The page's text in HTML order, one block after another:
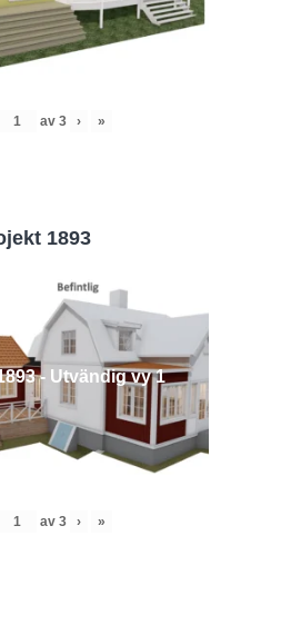
av 3 › »
1893
- Utvändig vy 1
av 3 › »